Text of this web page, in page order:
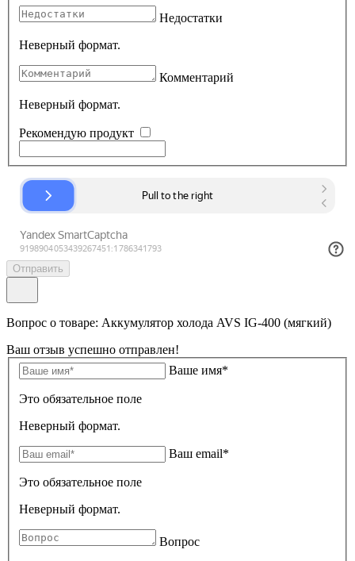
Недостатки
Неверный формат.
Комментарий
Неверный формат.
Рекомендую продукт
Отправить
Вопрос о товаре: Аккумулятор холода AVS IG-400 (мягкий)
Ваш отзыв успешно отправлен!
Ваше имя*
Это обязательное поле
Неверный формат.
Ваш email*
Это обязательное поле
Неверный формат.
Вопрос